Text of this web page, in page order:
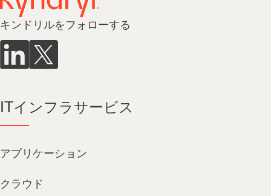
キンドリルをフォローする
ITインフラサービス
アプリケーション
クラウド